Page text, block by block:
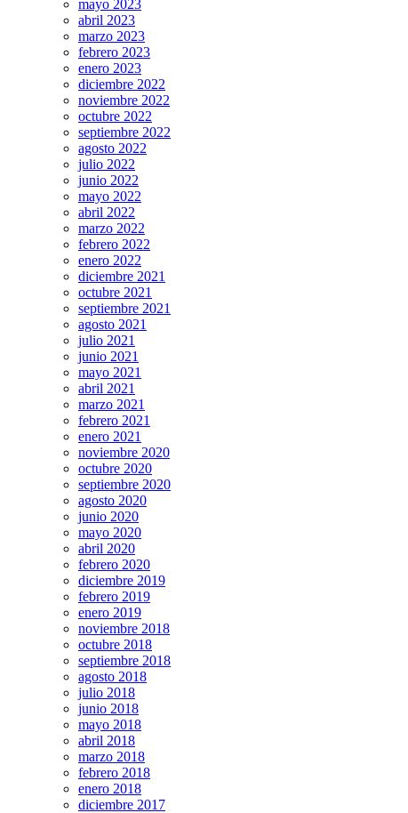
mayo 2023
abril 2023
marzo 2023
febrero 2023
enero 2023
diciembre 2022
noviembre 2022
octubre 2022
septiembre 2022
agosto 2022
julio 2022
junio 2022
mayo 2022
abril 2022
marzo 2022
febrero 2022
enero 2022
diciembre 2021
octubre 2021
septiembre 2021
agosto 2021
julio 2021
junio 2021
mayo 2021
abril 2021
marzo 2021
febrero 2021
enero 2021
noviembre 2020
octubre 2020
septiembre 2020
agosto 2020
junio 2020
mayo 2020
abril 2020
febrero 2020
diciembre 2019
febrero 2019
enero 2019
noviembre 2018
octubre 2018
septiembre 2018
agosto 2018
julio 2018
junio 2018
mayo 2018
abril 2018
marzo 2018
febrero 2018
enero 2018
diciembre 2017